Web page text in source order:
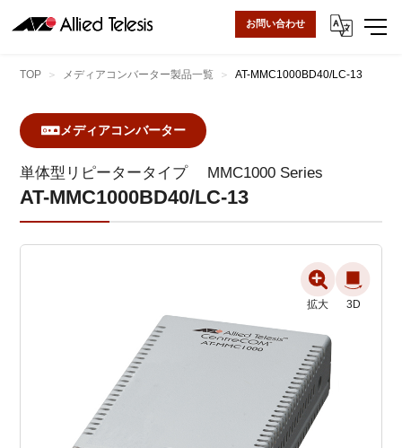
お問い合わせ
TOP メディアコンバーター製品一覧 AT-MMC1000BD40/LC-13
単体型リピータータイプ MMC1000 Series
AT-MMC1000BD40/LC-13
メディアコンバーター
拡大 3D